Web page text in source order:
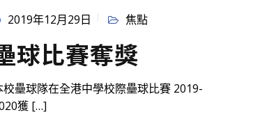
2019年12月29日 焦點
球比賽奪獎
校壘球隊在全港中學校際壘球比賽 2019-
獲 […]